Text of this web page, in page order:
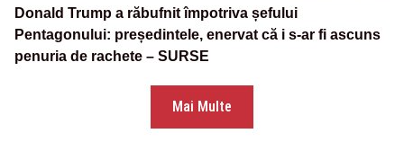
Donald Trump a răbufnit împotriva șefului
Pentagonului: președintele, enervat că i s-ar fi ascuns
penuria de rachete – SURSE
Mai Multe